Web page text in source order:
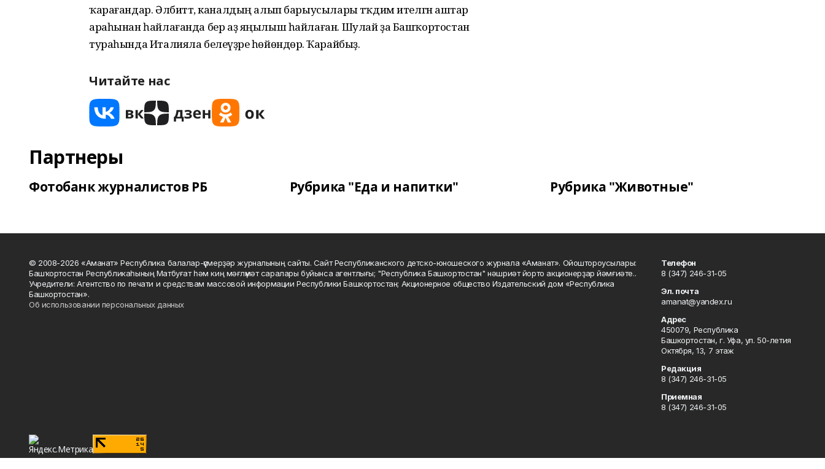
ҡарағандар. Әлбиттә, каналдың алып барыусылары тәҡдим ителгән аштар
араһынан һайлағанда бер аҙ яңылыш һайлаған. Шулай ҙа Башҡортостан
тураһында Италияла белеүҙәре һөйөндөрә. Ҡарайбыҙ.
Читайте нас
Партнеры
Фотобанк журналистов РБ Рубрика "Еда и напитки" Рубрика "Животные"
© 2008-2026 «Аманат» Республика балалар-үҫмерҙәр журналының сайты. Сайт Республиканского детско-юношеского журнала «Аманат». Ойоштороусылары:
Башҡортостан Республикаһының Матбуғат һәм киң мәғлүмәт саралары буйынса агентлығы; "Республика Башкортостан" нәшриәт йорто акционерҙар йәмғиәте..
Учредители: Агентство по печати и средствам массовой информации Республики Башкортостан; Акционерное общество Издательский дом «Республика
Башкортостан».
Об использовании персональных данных
Телефон
8 (347) 246-31-05
Эл. почта
amanat@yandex.ru
Адрес
450079, Республика
Башкортостан, г. Уфа, ул. 50-летия
Октября, 13, 7 этаж
Редакция
8 (347) 246-31-05
Приемная
8 (347) 246-31-05